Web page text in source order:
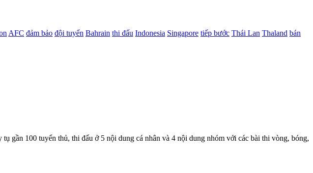
AFC đảm bảo đội tuyển Bahrain thi đấu Indonesia Singapore tiếp bước Thái Lan Thaland bán
100 tuyển thủ, thi đấu ở 5 nội dung cá nhân và 4 nội dung nhóm với các bài thi vòng, bóng,